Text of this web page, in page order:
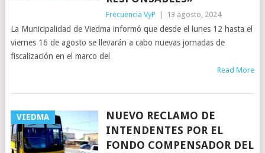
Frecuencia VyP 13 agosto, 2024
La Municipalidad de Viedma informó que desde el lunes 12 hasta el
viernes 16 de agosto se llevarán a cabo nuevas jornadas de
fiscalización en el marco del
Read More
VIEDMA
NUEVO RECLAMO DE
INTENDENTES POR EL
FONDO COMPENSADOR DEL